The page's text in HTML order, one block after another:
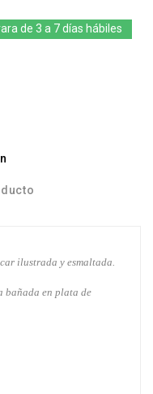
de 3 a 7 días hábiles
ilustrada y esmaltada.
bañada en plata de